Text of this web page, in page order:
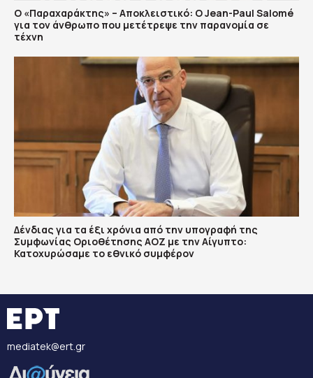
Ο «Παραχαράκτης» – Αποκλειστικό: Ο Jean-Paul Salomé
για τον άνθρωπο που μετέτρεψε την παρανομία σε
τέχνη
Δένδιας για τα έξι χρόνια από την υπογραφή της
Συμφωνίας Οριοθέτησης ΑΟΖ με την Αίγυπτο:
Κατοχυρώσαμε το εθνικό συμφέρον
mediatek@ert.gr